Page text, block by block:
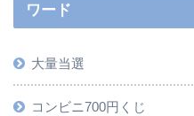
ワード
大量当選
コンビニ700円くじ